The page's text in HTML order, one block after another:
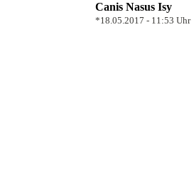
Canis Nasus Isy
*18.05.2017 - 11:53 Uhr